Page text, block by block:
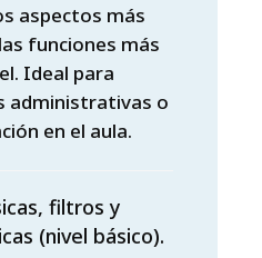
aspectos más
funciones más
Ideal para
administrativas o
en el aula.
filtros y
(nivel básico).